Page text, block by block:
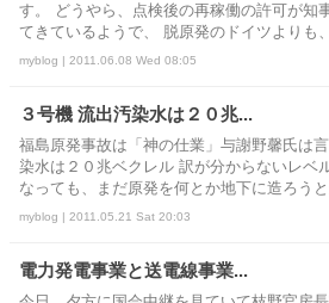
す。 どうやら、点検後の再稼働の許可が知
てきているようで、 脱原発のドイツよりも
myblog | 2011.06.08 Wed 08:05
３号機 流出汚染水は２０兆...
福島原発事故は「神の仕業」与謝野馨氏は
染水は２０兆ベクレル 訳が分からないレベ
なっても、まだ原発を何とか地下に造ろうと
myblog | 2011.05.21 Sat 20:03
電力発電事業と送電線事業...